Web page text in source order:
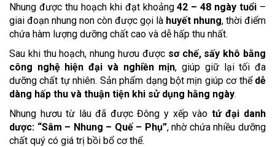
Nhung được thu hoạch khi đạt khoảng42 – 48 ngày tuổi –
giai đoạn nhung non còn được gọi là huyết nhung, thời điểm
chứa hàm lượng dưỡng chất cao và dễ hấp thu nhất.
Sau khi thu hoạch, nhung hươu được sơ chế, sấy khô bằng
công nghệ hiện đại và nghiền mịn, giúp giữ lại tối đa
dưỡng chất tự nhiên. Sản phẩm dạng bột mịn giúp cơ thể dễ
dàng hấp thu và thuận tiện khi sử dụng hằng ngày.
Nhung hươu từ lâu đã được Đông y xếp vào tứ đại danh
dược: “Sâm – Nhung – Quế – Phụ”, nhờ chứa nhiều dưỡng
chất quý có giá trị bồi bổ cơ thể.